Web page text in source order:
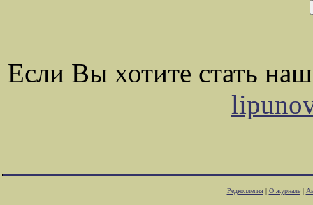
Если Вы хотите стать
Редколлегия| О журнале|